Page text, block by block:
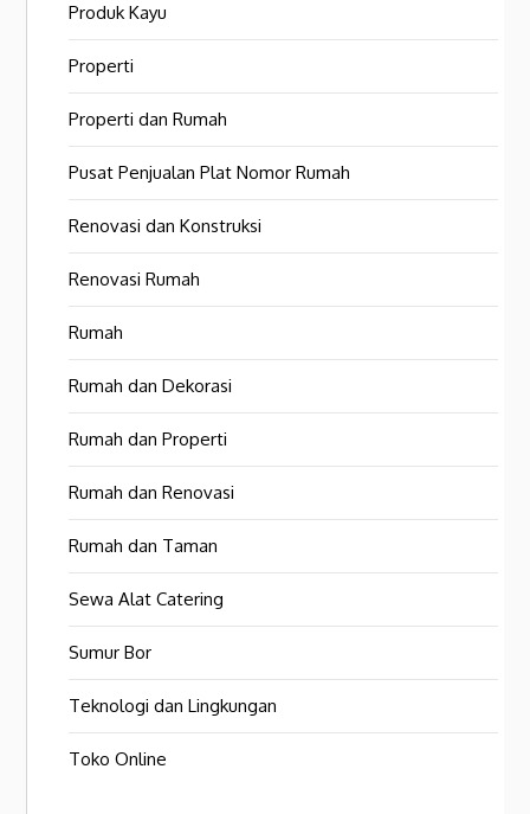
Produk Kayu
Properti
Properti dan Rumah
Pusat Penjualan Plat Nomor Rumah
Renovasi dan Konstruksi
Renovasi Rumah
Rumah
Rumah dan Dekorasi
Rumah dan Properti
Rumah dan Renovasi
Rumah dan Taman
Sewa Alat Catering
Sumur Bor
Teknologi dan Lingkungan
Toko Online